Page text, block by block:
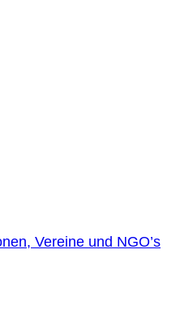
Vereine und NGO’s